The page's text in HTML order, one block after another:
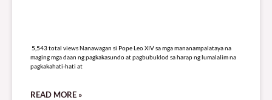
5,543 total views Nanawagan si Pope Leo XIV sa mga mananampalataya na
maging mga daan ng pagkakasundo at pagbubuklod sa harap ng lumalalim na
pagkakahati-hati at
READ MORE »